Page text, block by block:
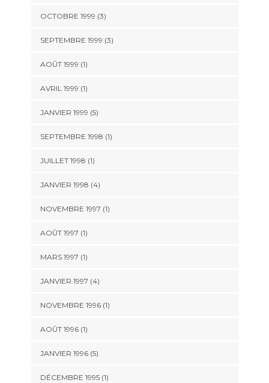
OCTOBRE 1999 (3)
SEPTEMBRE 1999 (3)
AOÛT 1999 (1)
AVRIL 1999 (1)
JANVIER 1999 (5)
SEPTEMBRE 1998 (1)
JUILLET 1998 (1)
JANVIER 1998 (4)
NOVEMBRE 1997 (1)
AOÛT 1997 (1)
MARS 1997 (1)
JANVIER 1997 (4)
NOVEMBRE 1996 (1)
AOÛT 1996 (1)
JANVIER 1996 (5)
DÉCEMBRE 1995 (1)